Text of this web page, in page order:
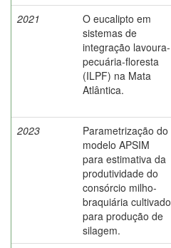
2021
O eucalipto em
sistemas de
integração lavoura-
pecuária-floresta
(ILPF) na Mata
Atlântica.
2023
Parametrização do
modelo APSIM
para estimativa da
produtividade do
consórcio milho-
braquiária cultivado
para produção de
silagem.